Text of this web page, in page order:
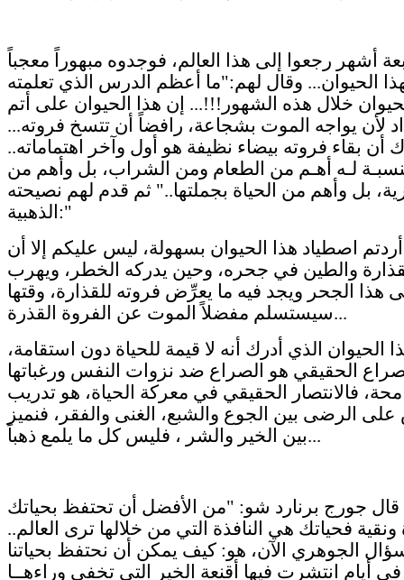
أشهر رجعوا إلى هذا العالم، فوجدوه مبهوراً معجباً
الحيوان... وقال لهم:"ما أعظم الدرس الذي تعلمته
خلال هذه الشهور!!!... إن هذا الحيوان على أتم
لأن يواجه الموت بشجاعة، رافضاً أن تتسخ فروته...
أن بقاء فروته بيضاء نظيفة هو أول وآخر اهتماماته..
لـه أهـم من الطعام ومن الشراب، بل وأهم من
بل وأهم من الحياة بجملتها.." ثم قدم لهم نصيحته
الذهبية:"
اصطياد هذا الحيوان بسهولة، ليس عليكم إلا أن
والطين في جحره، وحين يدركه الخطر، ويهرب
هذا الجحر ويجد فيه ما يعرِّض فروته للقذارة، وقتها
سيستسلم مفضلاً الموت عن الفروة القذرة...
الحيوان الذي أدرك أنه لا قيمة للحياة دون استقامة،
الحقيقي هو الصراع ضد نزوات النفس ورغباتها
فالانتصار الحقيقي في معركة الحياة، هو تدريب
الرضى بين الجوع والشبع، الغنى والفقر، فنميز
بين الخير والشر ، فليس كل ما يلمع ذهباً...
قال جورج برنارد شو: "من الأفضل أن تحتفظ بحياتك
فحياتك هي النافذة التي من خلالها ترى العالم..
الجوهري الآن، هو: كيف يمكن أن نحتفظ بحياتنا
أيام انتشرت فيها أقنعة الخير التي تخفي وراءهــا